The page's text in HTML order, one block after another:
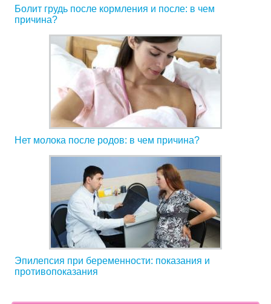
Болит грудь после кормления и после: в чем
причина?
Нет молока после родов: в чем причина?
Эпилепсия при беременности: показания и
противопоказания